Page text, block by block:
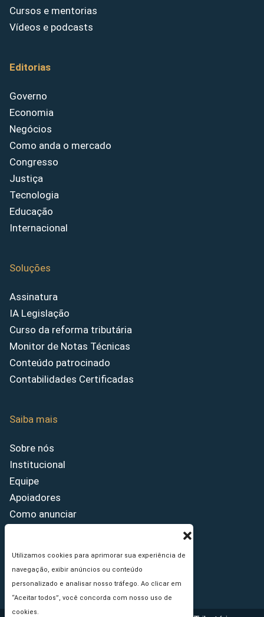
Utilizamos cookies para aprimorar sua experiência de
navegação, exibir anúncios ou conteúdo
personalizado e analisar nosso tráfego. Ao clicar em
“Aceitar todos”, você concorda com nosso uso de
cookies.
Cursos e mentorias
Vídeos e podcasts
Editorias
Governo
Economia
Negócios
Como anda o mercado
Congresso
Justiça
Tecnologia
Educação
Internacional
Soluções
Assinatura
IA Legislação
Curso da reforma tributária
Monitor de Notas Técnicas
Conteúdo patrocinado
Contabilidades Certificadas
Saiba mais
Sobre nós
Institucional
Equipe
Apoiadores
Como anunciar
Princípios Editoriais